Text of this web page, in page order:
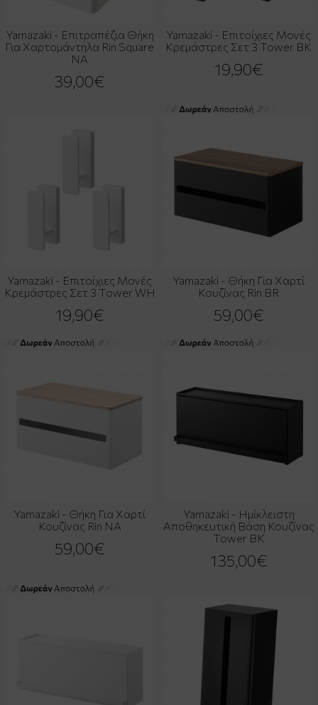
Yamazaki - Επιτραπέζια Θήκη
Για Χαρτομάντηλα Rin Square
NA
39,00€
Yamazaki - Επιτοίχιες Μονές
Κρεμάστρες Σετ 3 Tower BK
19,90€
Yamazaki - Επιτοίχιες Μονές
Κρεμάστρες Σετ 3 Tower WH
19,90€
Yamazaki - Θήκη Για Χαρτί
Κουζίνας Rin BR
59,00€
Yamazaki - Θήκη Για Χαρτί
Κουζίνας Rin NA
59,00€
Yamazaki - Ημίκλειστη
Αποθηκευτική Βάση Κουζίνας
Tower BK
135,00€